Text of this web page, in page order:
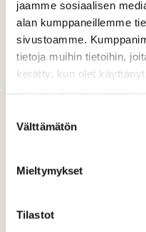
jaamme sosiaalisen
alan kumppaneillemme
sivustoamme.
tietoja muihin tietoihin,
kerätty, kun olet
valinta
Välttämätön
Mieltymykset
Tilastot
kehitystä.
Työperäisen
panostettava
vaikuttaviin